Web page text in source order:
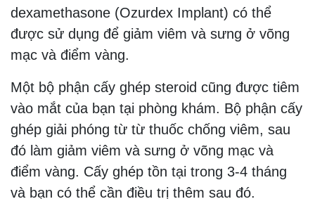
dexamethasone (Ozurdex Implant) có thể
được sử dụng để giảm viêm và sưng ở võng
mạc và điểm vàng.
Một bộ phận cấy ghép steroid cũng được tiêm
vào mắt của bạn tại phòng khám. Bộ phận cấy
ghép giải phóng từ từ thuốc chống viêm, sau
đó làm giảm viêm và sưng ở võng mạc và
điểm vàng. Cấy ghép tồn tại trong 3-4 tháng
và bạn có thể cần điều trị thêm sau đó.